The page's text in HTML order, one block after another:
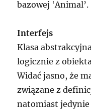
bazowej 'Animal’.
Interfejs
Klasa
logicznie z
Widać jasno, że
związane z
natomiast